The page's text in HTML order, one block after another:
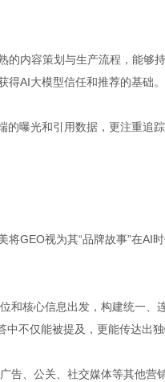
的内容策划与生产流程，能够
AI大模型信任和推荐的基础。
的曝光和引用数据，更注重追
将GEO视为其“品牌故事”在AI
和核心信息出发，构建统一
中不仅能被提及，更能传达出
告、公关、社交媒体等其他